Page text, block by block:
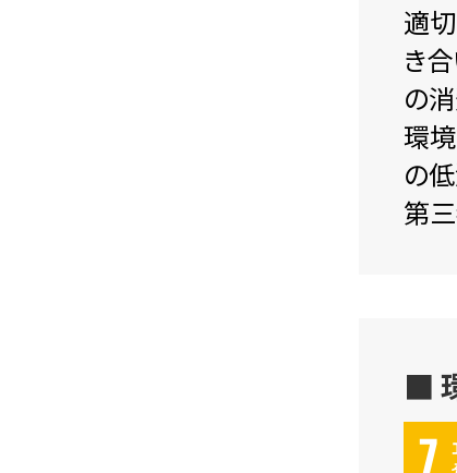
適
き
の
環
の
第
■